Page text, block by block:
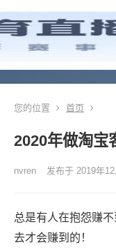
您的位置 首页
2020年做淘宝
nvren 发布于 2019年12
总是有人在抱怨赚
去才会赚到的！